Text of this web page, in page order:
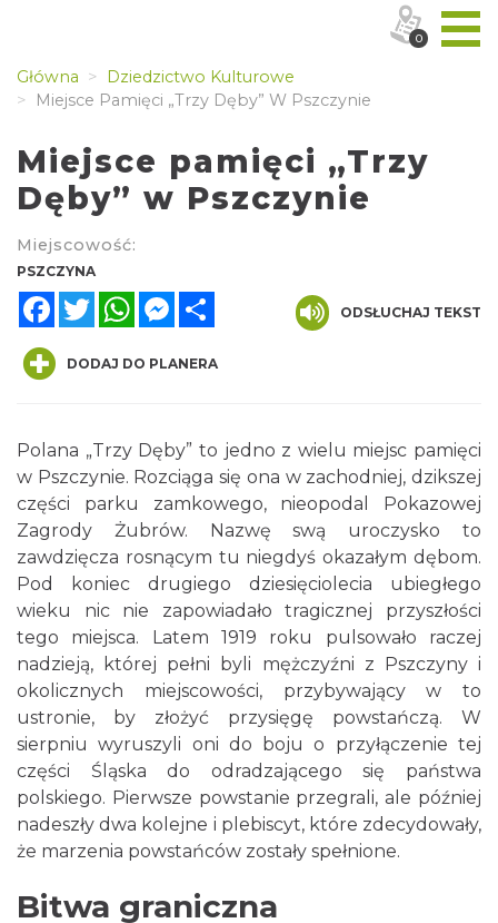
Główna
Dziedzictwo Kulturowe
Miejsce Pamięci „Trzy Dęby” W Pszczynie
Miejsce pamięci „Trzy
Dęby” w Pszczynie
Miejscowość:
PSZCZYNA
FacebookTwitterWhatsAppMessenger
ODSŁUCHAJ TEKST
DODAJ DO PLANERA
Polana „Trzy Dęby” to jedno z wielu miejsc pamięci
w Pszczynie. Rozciąga się ona w zachodniej, dzikszej
części parku zamkowego, nieopodal Pokazowej
Zagrody Żubrów. Nazwę swą uroczysko to
zawdzięcza rosnącym tu niegdyś okazałym dębom.
Pod koniec drugiego dziesięciolecia ubiegłego
wieku nic nie zapowiadało tragicznej przyszłości
tego miejsca. Latem 1919 roku pulsowało raczej
nadzieją, której pełni byli mężczyźni z Pszczyny i
okolicznych miejscowości, przybywający w to
ustronie, by złożyć przysięgę powstańczą. W
sierpniu wyruszyli oni do boju o przyłączenie tej
części Śląska do odradzającego się państwa
polskiego. Pierwsze powstanie przegrali, ale później
nadeszły dwa kolejne i plebiscyt, które zdecydowały,
że marzenia powstańców zostały spełnione.
Bitwa graniczna
0